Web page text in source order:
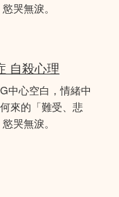
哭無淚。
自殺心理
中心空白，情緒中
來的「難受、悲
哭無淚。